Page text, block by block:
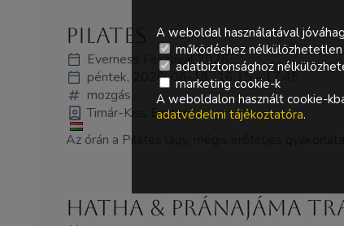
Pilates
Everness Fesztivál 2026
péntek, 2026-06-19., 16:15 - 17:45
mozgás
Timár-Kiss Eszter
Az órán a Pilates lágy, mégis erőteljes
HaTha & Pránajáma
A weboldal használatával
működéshez
adatbiztonsághoz
marketing cookie-k
A weboldalon használt cookie-
adatvédelmi tájékoztatóra.